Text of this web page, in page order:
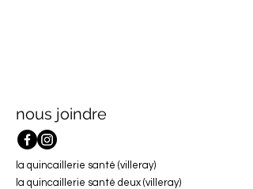
nous joindre
la quincaillerie santé (villeray)
la quincaillerie santé deux (villeray)